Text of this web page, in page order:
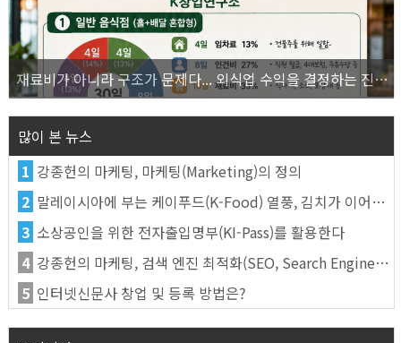
재료비가 아니라 구조가 문제다... 외식업 수익을 결정하는 진짜 숫자의 비밀
많이 본 뉴스
1 강종헌의 마케팅, 마케팅(Marketing)의 정의
2 말레이시아에 부는 케이푸드(K-Food) 열풍, 김치가 이어간다
3 소상공인을 위한 전자출입명부(KI-Pass)를 활용한다
4 강종헌의 마케팅, 검색 엔진 최적화(SEO, Search Engine Optimization)란
5 인터넷신문사 창업 및 등록 방법은?